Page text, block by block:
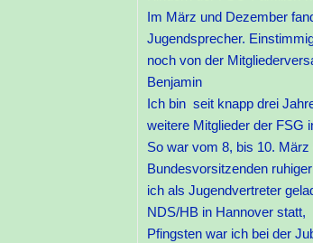
Im März und Dezember
Jugendsprecher.
noch von der
Benjamin
Ich bin seit knapp drei
weitere Mitglieder der FSG
So war vom 8, bis 10.
Bundesvorsitzenden
ich als Jugendvertreter
NDS/HB in Hannover statt,
Pfingsten war ich bei der